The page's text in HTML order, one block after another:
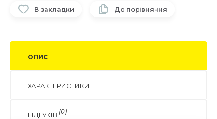
В закладки До порівняння
ОПИС
ХАРАКТЕРИСТИКИ
ВІДГУКІВ (0)